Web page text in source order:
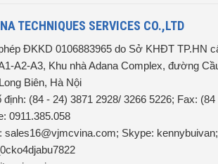
TECHNIQUES SERVICES CO.,LTD
ĐKKD 0106883965 do Sở KHĐT TP.HN
A2-A3, Khu nhà Adana Complex, đường
Biên, Hà Nội
(84 - 24) 3871 2928/ 3266 5226; Fax:
0911.385.058
sales16@vjmcvina.com; Skype: